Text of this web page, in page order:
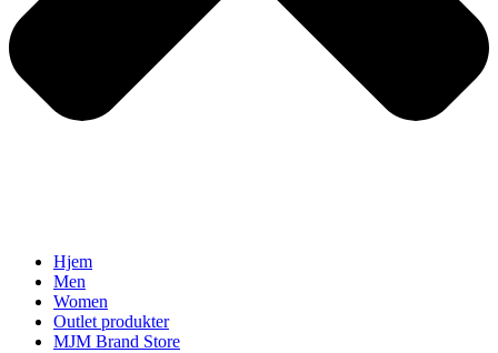
Hjem
Men
Women
Outlet produkter
MJM Brand Store